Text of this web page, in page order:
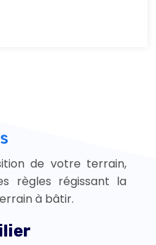
de votre terrain,
règles régissant la
à bâtir.